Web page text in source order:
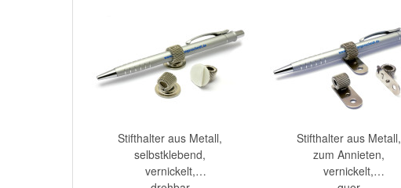
Stifthalter aus Metall,
selbstklebend,
vernickelt,
Stifthalter aus Metall,
zum Annieten,
vernickelt,